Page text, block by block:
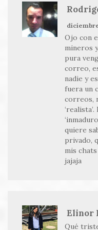
diciembre
Ojo con
mineros
pura
correo,
nadie y
fuera un
correos,
quiere
privado,
mis
jajaja
Elinor
Qué